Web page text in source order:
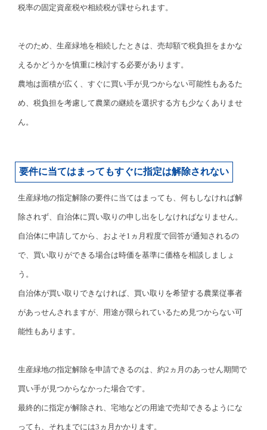
税率の固定資産税や相続税が課せられます。
そのため、生産緑地を相続したときは、売却額で税負担をまかな
えるかどうかを慎重に検討する必要があります。
農地は面積が広く、すぐに買い手が見つからない可能性もあるた
め、税負担を考慮して農業の継続を選択する方も少なくありませ
ん。
要件に当てはまってもすぐに指定は解除されない
生産緑地の指定解除の要件に当てはまっても、何もしなければ解
除されず、自治体に買い取りの申し出をしなければなりません。
自治体に申請してから、およそ1ヵ月程度で回答が通知されるの
で、買い取りができる場合は時価を基準に価格を相談しましょ
う。
自治体が買い取りできなければ、買い取りを希望する農業従事者
があっせんされますが、用途が限られているため見つからない可
能性もあります。
生産緑地の指定解除を申請できるのは、約2ヵ月のあっせん期間で
買い手が見つからなかった場合です。
最終的に指定が解除され、宅地などの用途で売却できるようにな
っても、それまでには3ヵ月かかります。